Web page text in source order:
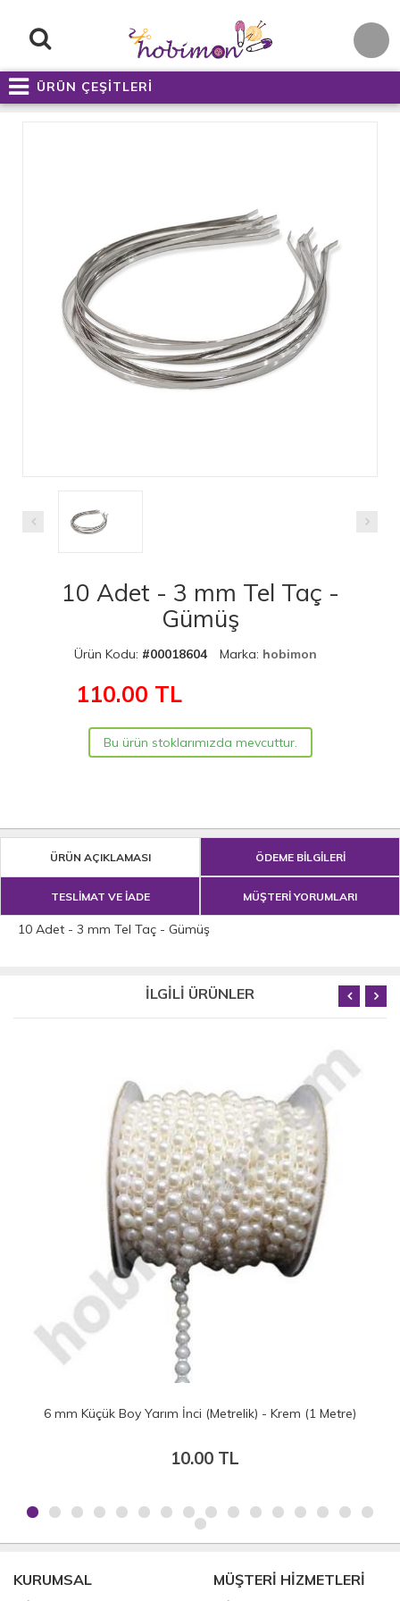
ÜRÜN ÇEŞİTLERİ
10 Adet - 3 mm Tel Taç -
Gümüş
Ürün Kodu: #00018604 Marka: hobimon
110.00 TL
Bu ürün stoklarımızda mevcuttur.
ÜRÜN AÇIKLAMASI ÖDEME BİLGİLERİ
TESLİMAT VE İADE MÜŞTERİ YORUMLARI
10 Adet - 3 mm Tel Taç - Gümüş
İLGİLİ ÜRÜNLER
6 mm Küçük Boy Yarım İnci (Metrelik) - Beyaz (1
10.00 TL
KURUMSAL MÜŞTERİ HİZMETLERİ